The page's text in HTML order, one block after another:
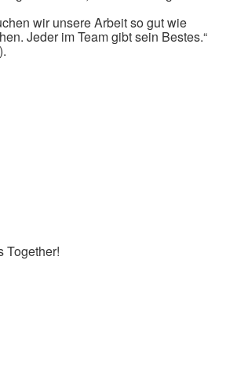
wir unsere Arbeit so gut wie
Jeder im Team gibt sein Bestes.“
Together!